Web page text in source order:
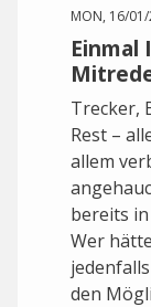
MON, 16/
Einmal
Trecker,
Rest –
allem
bereits
Wer
den